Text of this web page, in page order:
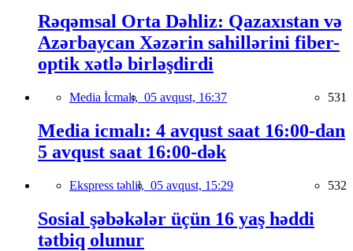
Rəqəmsal Orta Dəhliz: Qazaxıstan və
Azərbaycan Xəzərin sahillərini fiber-
optik xətlə birləşdirdi
Media İcmalı, 05 avqust, 16:37 531
Media icmalı: 4 avqust saat 16:00-dan
5 avqust saat 16:00-dək
Ekspress təhlil, 05 avqust, 15:29 532
Sosial şəbəkələr üçün 16 yaş həddi
tətbiq olunur